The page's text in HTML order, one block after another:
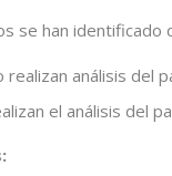
se han identificado
análisis del
el análisis del